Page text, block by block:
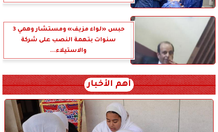
حبس «لواء مزيف» ومستشار وهمي 3
سنوات بتهمة النصب على شركة
والاستيلاء...
أهم الأخبار